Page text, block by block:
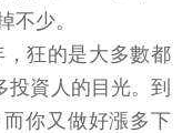
不少。
狂的是大多數都
投資人的目光。到
你又做好漲多下